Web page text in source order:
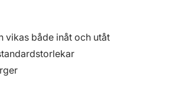
vikas både inåt och utåt